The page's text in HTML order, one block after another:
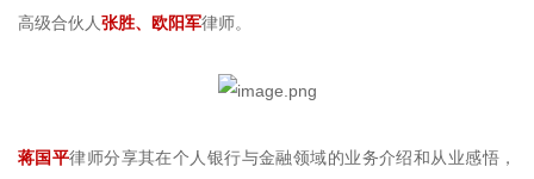
高级合伙人张胜、欧阳军律师。
蒋国平律师分享其在个人银行与金融领域的业务介绍和从业感悟，